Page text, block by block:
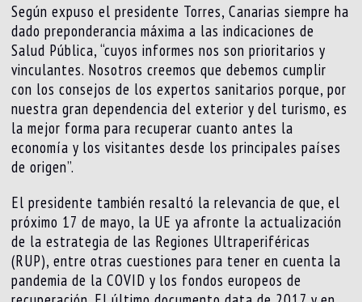
Según expuso el presidente Torres, Canarias siempre ha
dado preponderancia máxima a las indicaciones de
Salud Pública, “cuyos informes nos son prioritarios y
vinculantes. Nosotros creemos que debemos cumplir
con los consejos de los expertos sanitarios porque, por
nuestra gran dependencia del exterior y del turismo, es
la mejor forma para recuperar cuanto antes la
economía y los visitantes desde los principales países
de origen”.
El presidente también resaltó la relevancia de que, el
próximo 17 de mayo, la UE ya afronte la actualización
de la estrategia de las Regiones Ultraperiféricas
(RUP), entre otras cuestiones para tener en cuenta la
pandemia de la COVID y los fondos europeos de